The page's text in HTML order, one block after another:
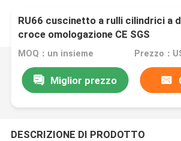
RU66 cuscinetto a rulli cilindrici a
croce omologazione CE SGS
MOQ：un insieme
Miglior prezzo
DESCRIZIONE DI PRODOTTO